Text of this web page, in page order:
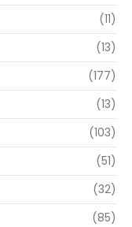
(11)
(13)
(177)
(13)
(103)
(51)
(32)
(85)